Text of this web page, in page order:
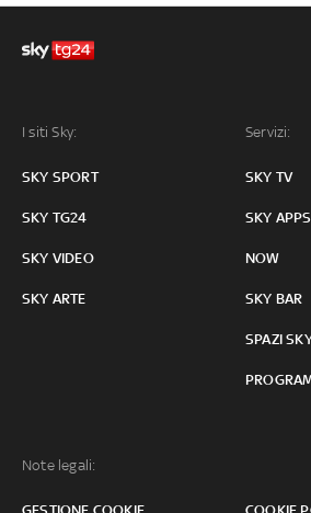
I siti Sky:
SKY SPORT
SKY TG24
SKY VIDEO
SKY ARTE
Servizi:
SKY TV
SKY APPS
NOW
SKY BAR
SPAZI
Note legali: